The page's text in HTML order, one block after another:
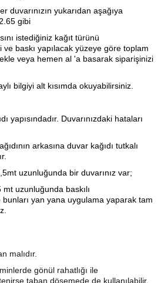
duvarınızın yukarıdan aşağıya
gibi
istediğiniz kağıt türünü
ve baskı yapılacak yüzeye göre toplam
veya hemen al 'a basarak siparişinizi
bilgiyi alt kısımda okuyabilirsiniz.
yapısındadır. Duvarınızdaki hataları
arkasına duvar kağıdı tutkalı
uzunluğunda bir duvarınız var;
uzunluğunda baskılı
yan yana uygulama yaparak tam
malıdır.
gönül rahatlığı ile
taban döşemede de kullanılabilir.